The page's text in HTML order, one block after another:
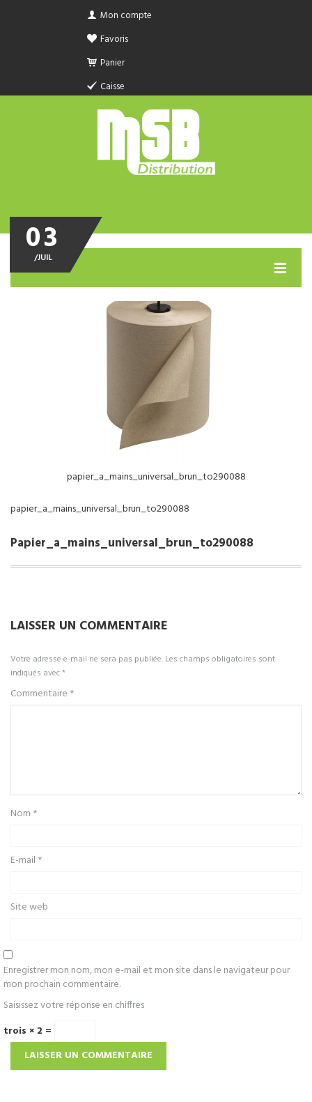
Mon compte
Favoris
Panier
Caisse
MENU
PRODUIT SANITAIRE.COM
CONTACTEZ NOUS
papier_a_mains_universal_brun_to290088
papier_a_mains_universal_brun_to290088
03
/JUIL
Papier_a_mains_universal_brun_to290088
LAISSER UN COMMENTAIRE
Votre adresse e-mail ne sera pas publiée. Les champs obligatoires sont
indiqués avec*
Commentaire *
Nom *
E-mail *
Site web
Enregistrer mon nom, mon e-mail et mon site dans le navigateur pour
mon prochain commentaire.
Saisissez votre réponse en chiffres
trois × 2 =